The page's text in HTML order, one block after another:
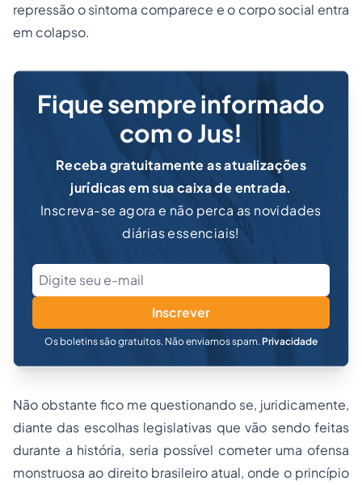
repressão o sintoma comparece e o corpo social entra
em colapso.
Fique sempre informado
com o Jus!
Receba gratuitamente as atualizações
jurídicas em sua caixa de entrada.
Inscreva-se agora e não perca as novidades
diárias essenciais!
Inscrever
Os boletins são gratuitos. Não enviamos spam. Privacidade
Não obstante fico me questionando se, juridicamente,
diante das escolhas legislativas que vão sendo feitas
durante a história, seria possível cometer uma ofensa
monstruosa ao direito brasileiro atual, onde o princípio